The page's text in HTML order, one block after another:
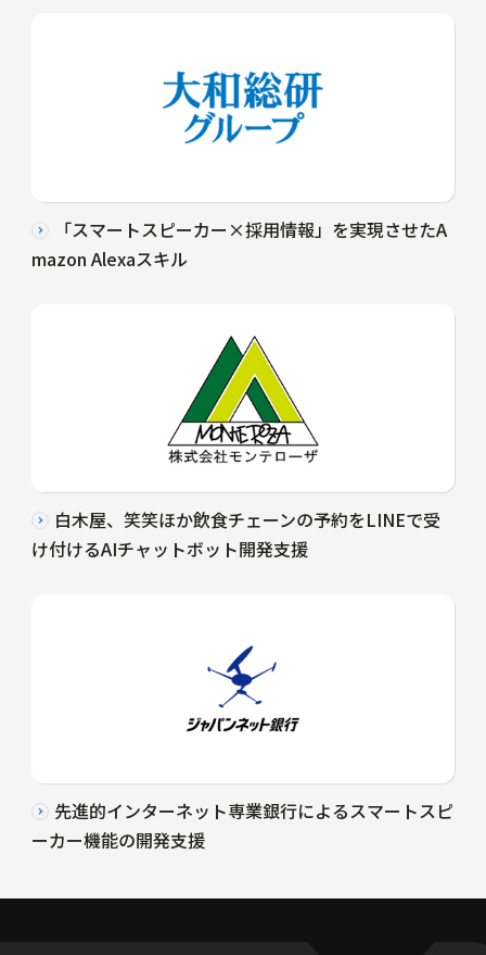
「スマートスピーカー×採用情報」を実現させたA
mazon Alexaスキル
白木屋、笑笑ほか飲食チェーンの予約をLINEで受
け付けるAIチャットボット開発支援
先進的インターネット専業銀行によるスマートスピ
ーカー機能の開発支援